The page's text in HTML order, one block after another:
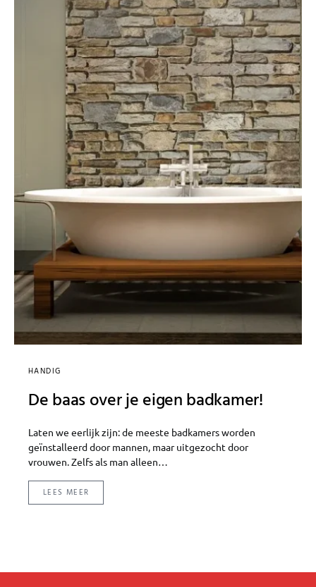
HANDIG
De baas over je eigen badkamer!
Laten we eerlijk zijn: de meeste badkamers worden
geïnstalleerd door mannen, maar uitgezocht door
vrouwen. Zelfs als man alleen…
LEES MEER